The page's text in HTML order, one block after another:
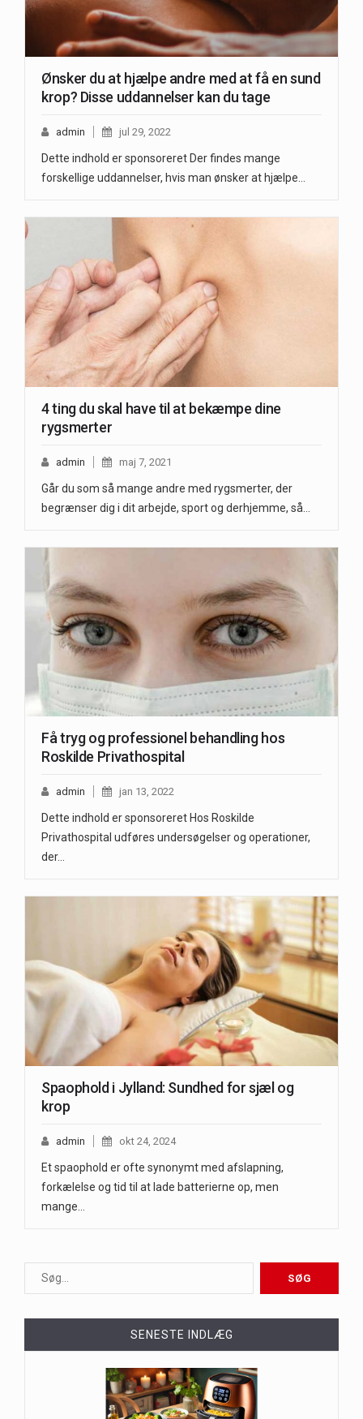
Ønsker du at hjælpe andre med at få en sund
krop? Disse uddannelser kan du tage
admin jul 29, 2022
Dette indhold er sponsoreret Der findes mange
forskellige uddannelser, hvis man ønsker at hjælpe…
4 ting du skal have til at bekæmpe dine
rygsmerter
admin maj 7, 2021
Går du som så mange andre med rygsmerter, der
begrænser dig i dit arbejde, sport og derhjemme, så…
Få tryg og professionel behandling hos
Roskilde Privathospital
admin jan 13, 2022
Dette indhold er sponsoreret Hos Roskilde
Privathospital udføres undersøgelser og operationer,
der…
Spaophold i Jylland: Sundhed for sjæl og
krop
admin okt 24, 2024
Et spaophold er ofte synonymt med afslapning,
forkælelse og tid til at lade batterierne op, men
mange…
SENESTE INDLÆG